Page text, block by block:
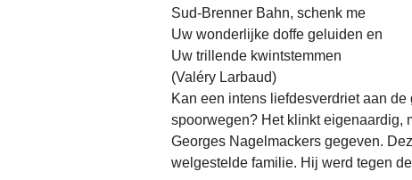
Sud-Brenner Bahn, schenk me
Uw wonderlijke doffe geluiden en
Uw trillende kwintstemmen
(Valéry Larbaud)
Kan een intens liefdesverdriet aan
spoorwegen? Het klinkt eigenaardig,
Georges Nagelmackers gegeven.
welgestelde familie. Hij werd tegen